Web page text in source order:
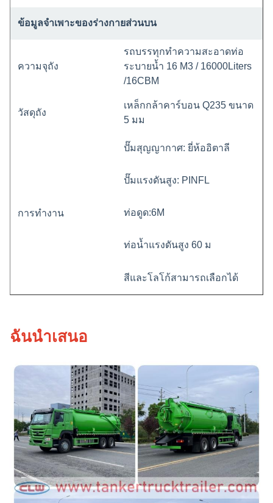
ข้อมูลจำเพาะของร่างกายส่วนบน
ความจุถัง
รถบรรทุกทำความสะอาดท่อ
ระบายน้ำ 16 M3 / 16000Liters
/16CBM
วัสดุถัง
เหล็กกล้าคาร์บอน Q235 ขนาด
5 มม
การทำงาน
ปั๊มสุญญากาศ: ยี่ห้ออิตาลี
ปั๊มแรงดันสูง: PINFL
ท่อดูด:6M
ท่อน้ำแรงดันสูง 60 ม
สีและโลโก้สามารถเลือกได้
ฉันนำเสนอ